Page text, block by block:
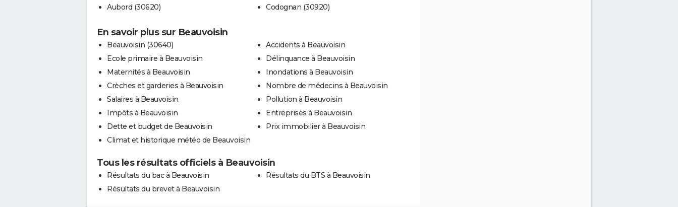
Aubord (30620)
Codognan (30920)
En savoir plus sur Beauvoisin
Beauvoisin (30640)
Ecole primaire à Beauvoisin
Maternités à Beauvoisin
Crèches et garderies à Beauvoisin
Salaires à Beauvoisin
Impôts à Beauvoisin
Dette et budget de Beauvoisin
Climat et historique météo de Beauvoisin
Accidents à Beauvoisin
Délinquance à Beauvoisin
Inondations à Beauvoisin
Nombre de médecins à Beauvoisin
Pollution à Beauvoisin
Entreprises à Beauvoisin
Prix immobilier à Beauvoisin
Tous les résultats officiels à Beauvoisin
Résultats du bac à Beauvoisin
Résultats du brevet à Beauvoisin
Résultats du BTS à Beauvoisin